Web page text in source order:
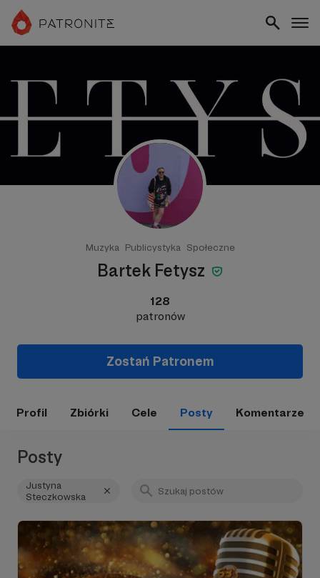
Muzyka Publicystyka Społeczne
Bartek Fetysz
128
patronów
Zostań Patronem
Profil Zbiórki Cele Posty Komentarze
Posty
Justyna
Steczkowska